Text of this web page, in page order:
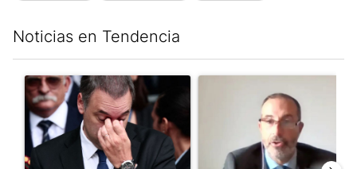
Noticias en Tendencia
Un artículo de tendencia con el título "El fiscal intimó a